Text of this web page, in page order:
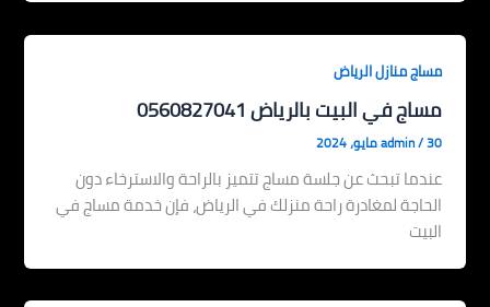
مساج منازل الرياض
مساج في البيت بالرياض 0560827041
admin/30 مايو، 2024
عندما تبحث عن جلسة مساج تتميز بالراحة والاسترخاء دون
الحاجة لمغادرة راحة منزلك في الرياض، فإن خدمة مساج في
البيت